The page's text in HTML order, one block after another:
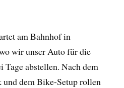
am Bahnhof in
wir unser Auto für die
Tage abstellen. Nach dem
und dem Bike-Setup rollen